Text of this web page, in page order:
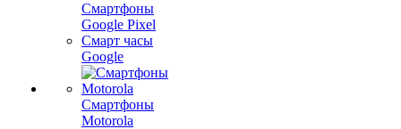
Смартфоны
Google Pixel
Смарт часы
Google
Смартфоны
Motorola